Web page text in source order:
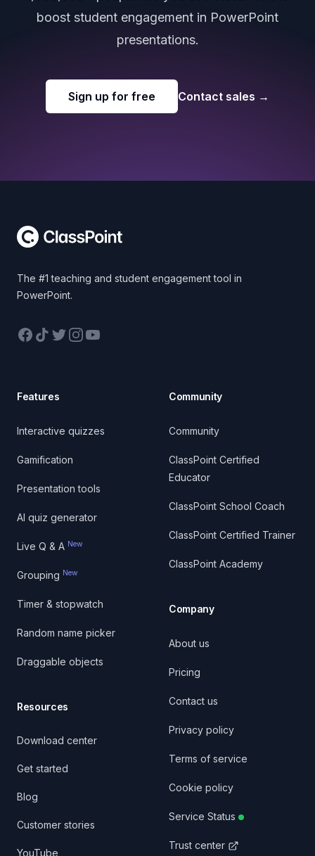
boost student engagement in PowerPoint
presentations.
Sign up for free Contact sales →
The #1 teaching and student engagement tool in
PowerPoint.
Facebook
TikTokTwitterInstagram
YouTube
Features
Interactive quizzes
Gamification
Presentation tools
AI quiz generator
Live Q & A New
Grouping New
Timer & stopwatch
Random name picker
Draggable objects
Resources
Download center
Get started
Blog
Customer stories
YouTube
Community
Community
ClassPoint Certified
Educator
ClassPoint School Coach
ClassPoint Certified Trainer
ClassPoint Academy
Company
About us
Pricing
Contact us
Privacy policy
Terms of service
Cookie policy
Service Status
Trust center